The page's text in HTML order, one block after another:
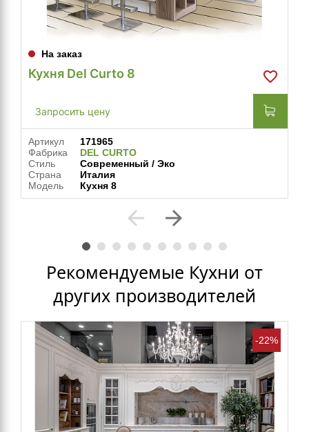
На заказ
Кухня Del Curto 8
Запросить цену
Артикул
171965
Фабрика
DEL CURTO
Стиль
Современный / Эко
Страна
Италия
Модель
Кухня 8
arrow_back arrow_forward
Рекомендуемые Кухни от
других производителей
-22%